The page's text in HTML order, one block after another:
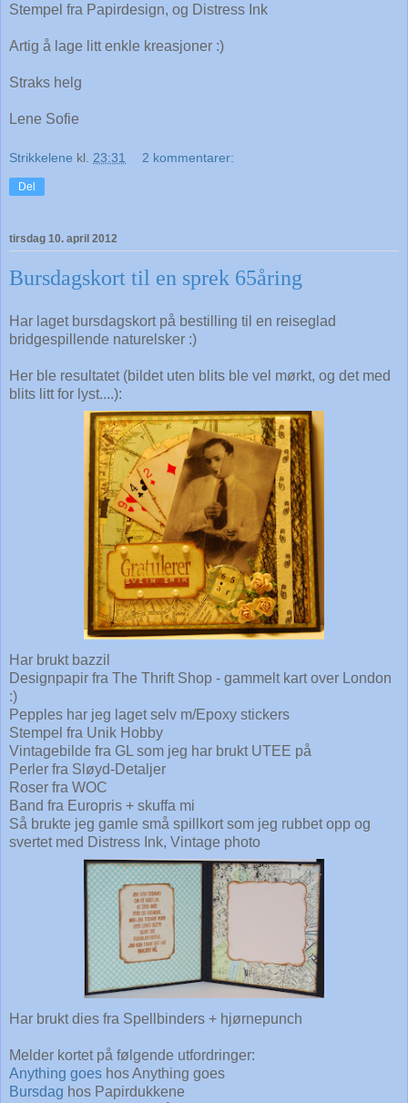
Stempel fra Papirdesign, og Distress Ink
Artig å lage litt enkle kreasjoner :)
Straks helg
Lene Sofie
Strikkelene kl. 23:31 2 kommentarer:
Del
tirsdag 10. april 2012
Bursdagskort til en sprek 65åring
Har laget bursdagskort på bestilling til en reiseglad
bridgespillende naturelsker :)
Her ble resultatet (bildet uten blits ble vel mørkt, og det med
blits litt for lyst....):
Har brukt bazzil
Designpapir fra The Thrift Shop - gammelt kart over London
:)
Pepples har jeg laget selv m/Epoxy stickers
Stempel fra Unik Hobby
Vintagebilde fra GL som jeg har brukt UTEE på
Perler fra Sløyd-Detaljer
Roser fra WOC
Band fra Europris + skuffa mi
Så brukte jeg gamle små spillkort som jeg rubbet opp og
svertet med Distress Ink, Vintage photo
Har brukt dies fra Spellbinders + hjørnepunch
Melder kortet på følgende utfordringer:
Anything goes hos Anything goes
Bursdag hos Papirdukkene